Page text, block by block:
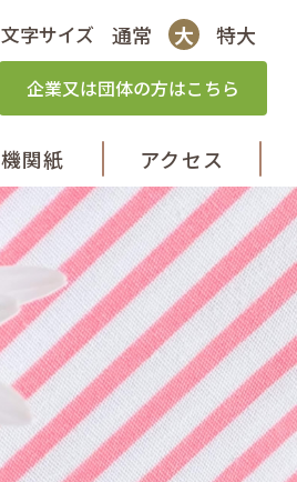
文字サイズ 通常 大 特大
企業又は団体の方はこちら
機関紙 アクセス